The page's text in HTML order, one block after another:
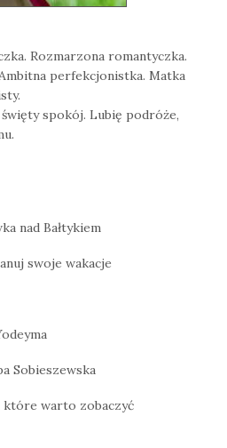
Rozmarzona romantyczka.
perfekcjonistka. Matka
spokój. Lubię podróże,
nad Bałtykiem
swoje wakacje
Sobieszewska
które warto zobaczyć